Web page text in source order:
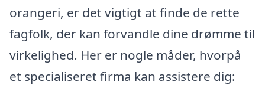
orangeri, er det vigtigt at finde de rette
fagfolk, der kan forvandle dine drømme til
virkelighed. Her er nogle måder, hvorpå
et specialiseret firma kan assistere dig: